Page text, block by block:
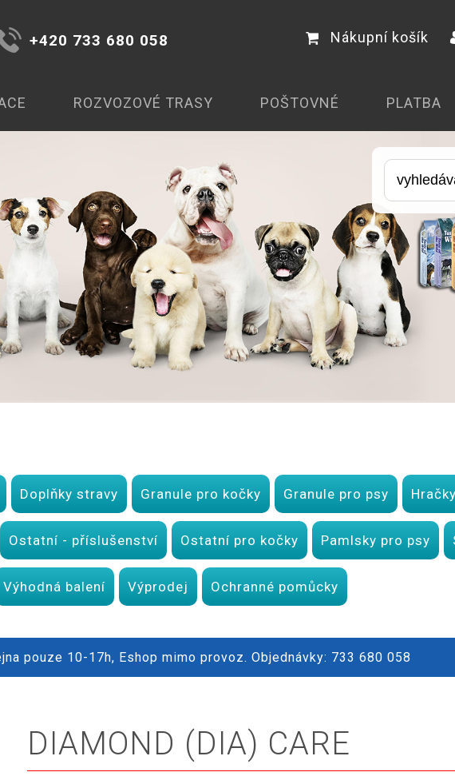
+420 733 680 058 Nákupní košík
ROZVOZOVÉ TRASY POŠTOVNÉ PLATBA
Doplňky stravy Granule pro kočky Granule pro psy Hračky
Ostatní - příslušenství Ostatní pro kočky Pamlsky pro psy
Výhodná balení Výprodej Ochranné pomůcky
pouze 10-17h, Eshop mimo provoz. Objednávky: 733 680 058
DIAMOND (DIA) CARE